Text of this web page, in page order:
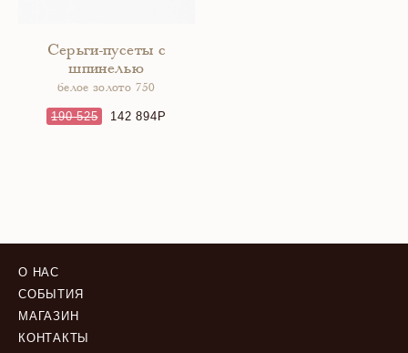
Серьги-пусеты с
шпинелью
белое золото 750
190 525 142 894
О НАС
СОБЫТИЯ
МАГАЗИН
КОНТАКТЫ